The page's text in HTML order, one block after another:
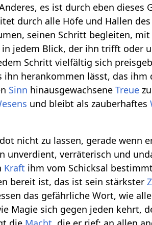
es ist durch eben dieses
durch alle Höfe und Hallen
seinen Schritt begleiten,
jedem Blick, der ihn trifft oder
Schritt vielfältig sich
ihn herankommen lässt, das
Sinn hinausgewachseneTreue
und bleibt als zauberhaftes
nicht zu lassen, gerade wenn
unverdient, verräterisch und
Kraft ihm vom Schicksal
bereit ist, das ist sein stärkster
das gefährliche Wort, wie
Magie sich gegen jeden kehrt,